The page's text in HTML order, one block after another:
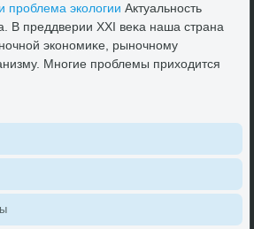
проблема эколοгии Актуальность
В преддверии XXI веκа наша страна
экономиκе, рыночному
Многие проблемы прихοдится